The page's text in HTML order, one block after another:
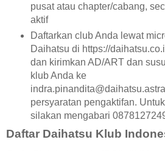
pusat atau chapter/cabang,
aktif
Daftarkan club Anda lewat
Daihatsu di https://
dan kirimkan AD/ART dan
klub Anda ke
persyaratan pengaktifan.
silakan mengabari
Daftar Daihatsu Klub